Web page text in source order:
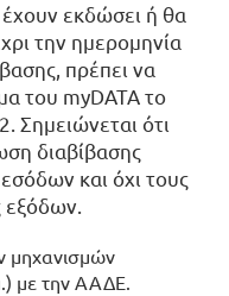
εκδώσει ή θα
την ημερομηνία
πρέπει να
του myDATA το
Σημειώνεται ότι
διαβίβασης
και όχι τους
εξόδων.
μηχανισμών
με την ΑΑΔΕ.